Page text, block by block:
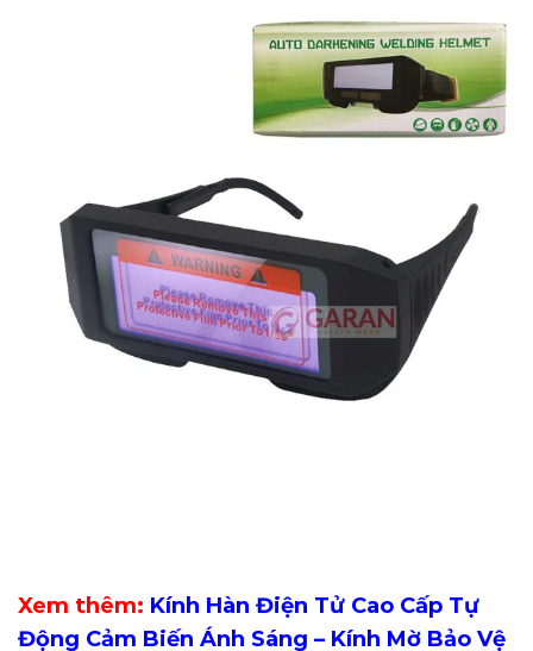
Xem thêm: Kính Hàn Điện Tử Cao Cấp Tự
Động Cảm Biến Ánh Sáng – Kính Mờ Bảo Vệ